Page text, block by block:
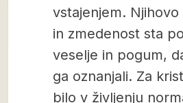
vstajenjem. Njihovo
in zmedenost sta
veselje in pogum,
ga oznanjali. Za
bilo v življenju